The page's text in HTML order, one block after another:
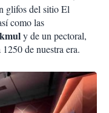
glifos del sitio El
como las
y de un pectoral,
de nuestra era.